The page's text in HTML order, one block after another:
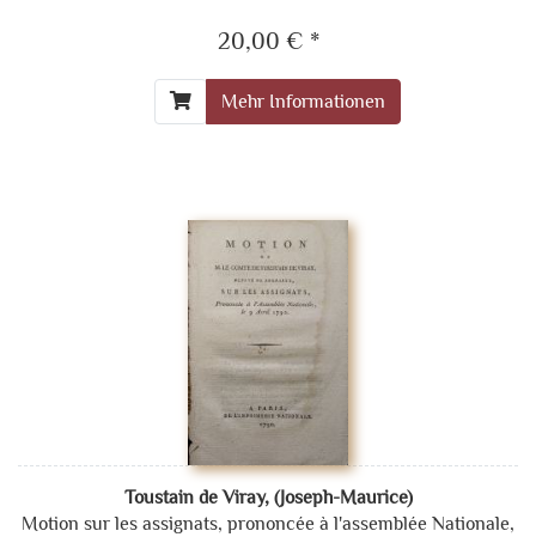
20,00 € *
Mehr Informationen
Toustain de Viray, (Joseph-Maurice)
Motion sur les assignats, prononcée à l'assemblée Nationale,